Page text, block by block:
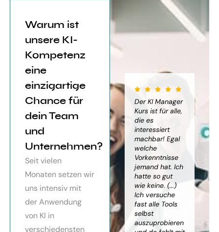
Warum ist
unsere KI-
Kompetenz
eine
einzigartige
Chance für
dein Team
und
Unternehmen?
Seit vielen
Monaten setzen wir
uns intensiv mit
der Anwendung
von KI in
verschiedensten
von
sehr
Der KI Manager
mich sehr
toller Überblick
über alles, was
mit kleinem
Ausblick.
Auf alle Fragen
Der KI Manager
Kurs ist für alle,
die es
interessiert
machbar! Egal
welche
Vorkenntnisse
jemand hat. Ich
hatte so gut
wie keine. (...)
Ich versuche
fast alle Tools
selbst
auszuprobieren
zu